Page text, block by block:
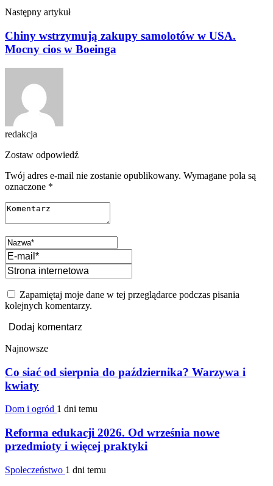
Następny artykuł
Chiny wstrzymują zakupy samolotów w USA.
Mocny cios w Boeinga
redakcja
Zostaw odpowiedź
Twój adres e-mail nie zostanie opublikowany. Wymagane pola są
oznaczone *
Zapamiętaj moje dane w tej przeglądarce podczas pisania
kolejnych komentarzy.
Najnowsze
Co siać od sierpnia do października? Warzywa i
kwiaty
Dom i ogród 1 dni temu
Reforma edukacji 2026. Od września nowe
przedmioty i więcej praktyki
Społeczeństwo 1 dni temu